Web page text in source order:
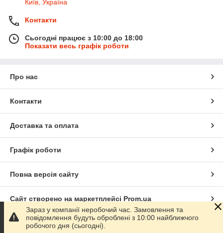
Київ, Україна
Контакти
Сьогодні працює з 10:00 до 18:00
Показати весь графік роботи
Про нас
Контакти
Доставка та оплата
Графік роботи
Повна версія сайту
Сайт створено на маркетплейсі Prom.ua
Політика конфіденційності
Зараз у компанії неробочий час. Замовлення та
повідомлення будуть оброблені з 10:00 найближчого
робочого дня (сьогодні).